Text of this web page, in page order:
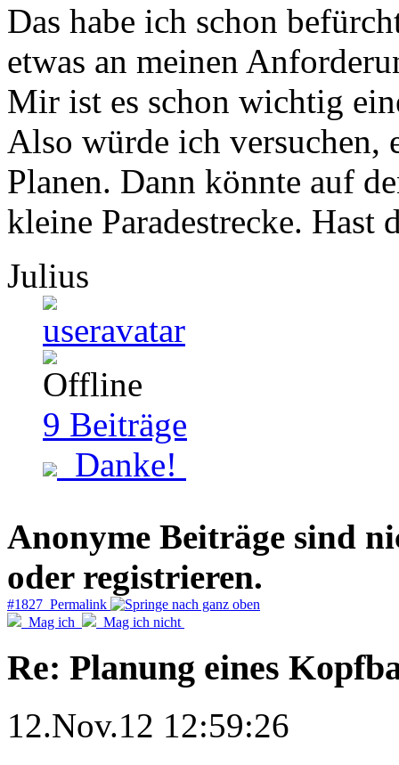
Das habe ich schon
etwas an meinen
Mir ist es schon wichtig
Also würde ich versuchen,
Planen. Dann könnte auf
kleine Paradestrecke. Hast
Julius
9 Beiträge
Danke!
Anonyme Beiträge sind
oder registrieren.
#1827 Permalink
Mag ich
Mag ich nicht
Re: Planung eines
12.Nov.12 12:59:26